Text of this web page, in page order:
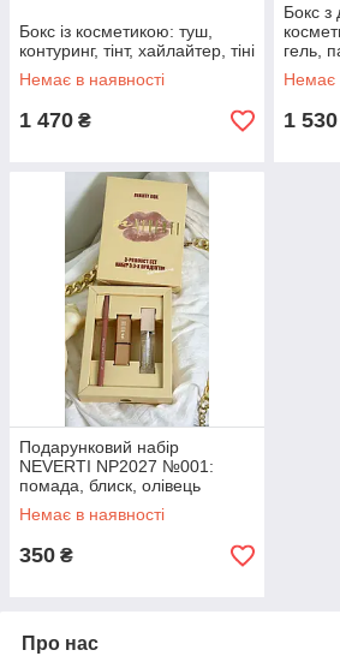
Бокс із косметикою: туш,
контуринг, тінт, хайлайтер, тіні
Немає в наявності
1 470 ₴
Бокс з
гель,
Немає
1 530
Подарунковий набір
NEVERTI NP2027 №001:
помада, блиск, олівець
Немає в наявності
350 ₴
Про нас